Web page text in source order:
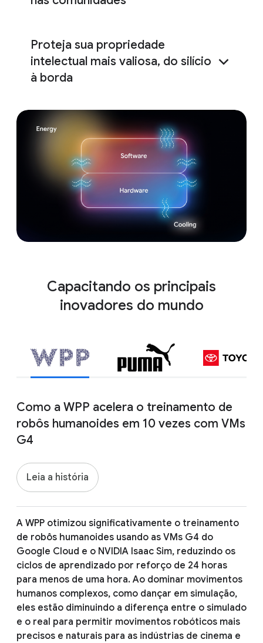
energia nuclear
geotérmica
armazenamento de
longa duração
Proteja sua propriedade
intelectual mais valiosa, do silício
à borda
Titanium
Capacitando os principais
inovadores do mundo
Como a WPP acelera o treinamento de
robôs humanoides em 10 vezes com VMs
G4
Leia a história
A WPP otimizou significativamente o treinamento
de robôs humanoides usando as VMs G4 do
Google Cloud e o NVIDIA Isaac Sim, reduzindo os
ciclos de aprendizado por reforço de 24 horas
para menos de uma hora. Ao dominar movimentos
humanos complexos, como dançar em simulação,
eles estão diminuindo a diferença entre o simulado
e o real para permitir movimentos robóticos mais
precisos e naturais para as indústrias de cinema e